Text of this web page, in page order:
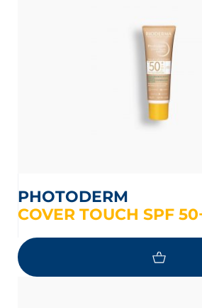
PHOTODERM
COVER TOUCH SPF